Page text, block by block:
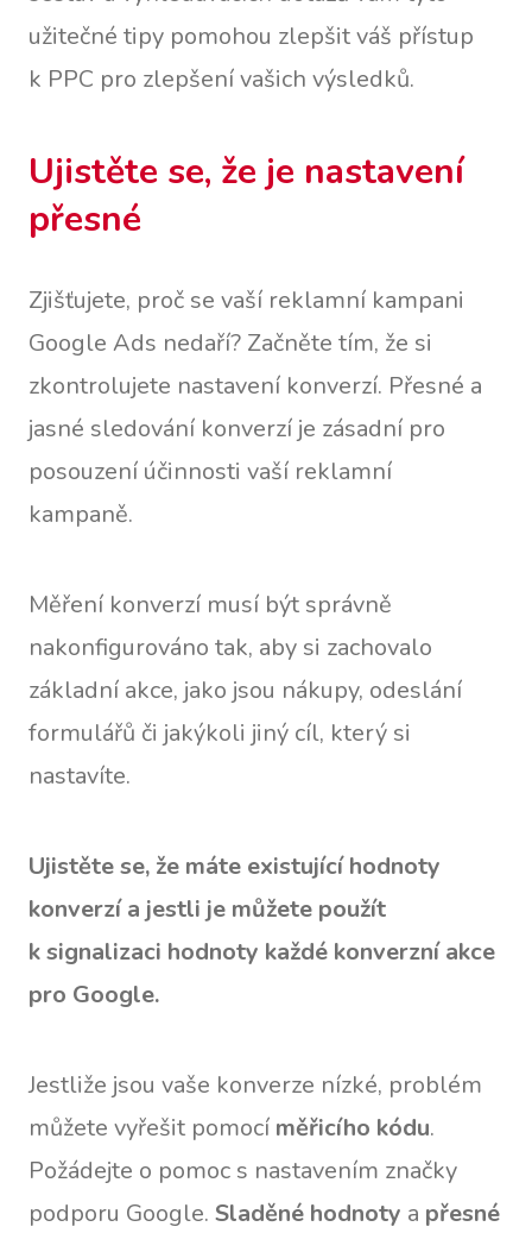
užitečné tipy pomohou zlepšit váš přístup
k PPC pro zlepšení vašich výsledků.
Ujistěte se, že je nastavení
přesné
Zjišťujete, proč se vaší reklamní kampani
Google Ads nedaří? Začněte tím, že si
zkontrolujete nastavení konverzí. Přesné a
jasné sledování konverzí je zásadní pro
posouzení účinnosti vaší reklamní
kampaně.
Měření konverzí musí být správně
nakonfigurováno tak, aby si zachovalo
základní akce, jako jsou nákupy, odeslání
formulářů či jakýkoli jiný cíl, který si
nastavíte.
Ujistěte se, že máte existující hodnoty
konverzí a jestli je můžete použít
k signalizaci hodnoty každé konverzní akce
pro Google.
Jestliže jsou vaše konverze nízké, problém
můžete vyřešit pomocí měřicího kódu.
Požádejte o pomoc s nastavením značky
podporu Google. Sladěné hodnoty a přesné